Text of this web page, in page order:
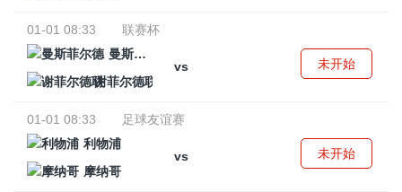
01-01 08:33
联赛杯
曼斯菲尔德
vs
谢菲尔德联
未开始
01-01 08:33
足球友谊赛
利物浦
vs
摩纳哥
未开始